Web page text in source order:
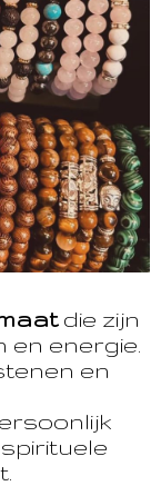
die zijn
en energie.
en